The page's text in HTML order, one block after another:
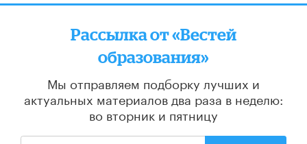
Рассылка от «Вестей
образования»
Мы отправляем подборку лучших и
актуальных материалов два раза в неделю:
во вторник и пятницу